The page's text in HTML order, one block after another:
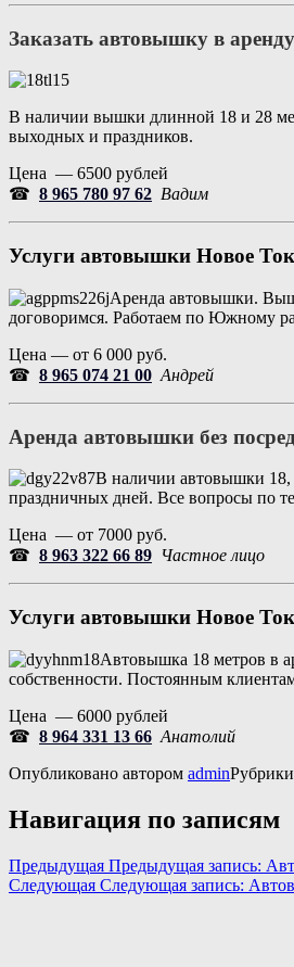
Заказать автовышку в аренду
В наличии вышки длинной 18 и 28
выходных и праздников.
Цена — 6500 рублей
☎ 8 965 780 97 62 Вадим
Услуги автовышки Новое
Аренда автовышки.
договоримся. Работаем по Южному
Цена — от 6 000 руб.
☎ 8 965 074 21 00 Андрей
Аренда автовышки без
В наличии автовышки 18,
праздничных дней. Все вопросы по
Цена — от 7000 руб.
☎ 8 963 322 66 89 Частное лицо
Услуги автовышки Новое
Автовышка 18 метров в
собственности. Постоянным
Цена — 6000 рублей
☎ 8 964 331 13 66 Анатолий
Опубликовано автором admin
Навигация по записям
Предыдущая Предыдущая запись:
Следующая Следующая запись: